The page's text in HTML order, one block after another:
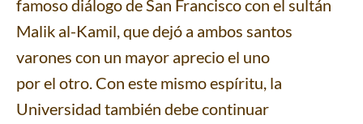
famoso diálogo de San Francisco con el sultán
Malik al-Kamil, que dejó a ambos santos
varones con un mayor aprecio el uno
por el otro. Con este mismo espíritu, la
Universidad también debe continuar